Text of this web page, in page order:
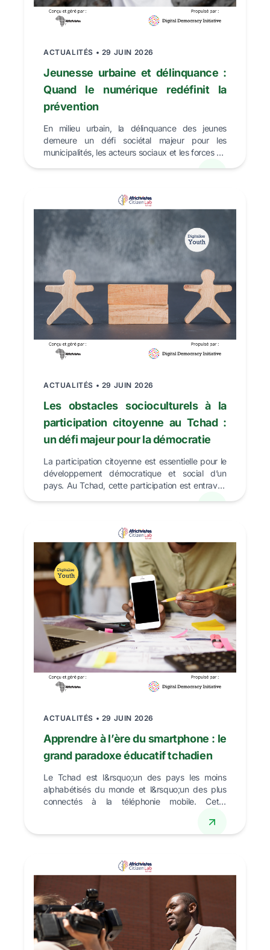
ACTUALITÉS • 29 JUIN 2026
Jeunesse urbaine et délinquance :
Quand le numérique redéfinit la
prévention
En milieu urbain, la délinquance des jeunes
demeure un défi sociétal majeur pour les
municipalités, les acteurs sociaux et les forces de
ACTUALITÉS • 29 JUIN 2026
Les obstacles socioculturels à la
participation citoyenne au Tchad :
un défi majeur pour la démocratie
La participation citoyenne est essentielle pour le
développement démocratique et social d’un
pays. Au Tchad, cette participation est entravée
ACTUALITÉS • 29 JUIN 2026
Apprendre à l’ère du smartphone : le
grand paradoxe éducatif tchadien
Le Tchad est l&rsquo;un des pays les moins
alphabétisés du monde et l&rsquo;un des plus
connectés à la téléphonie mobile. Cette